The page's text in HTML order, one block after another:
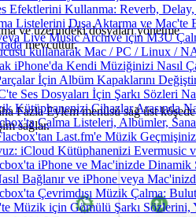
Efektlerini Kullanma: Reverb,
Listelerini Dışa Aktarma ve Mac'te
Live Music Archive için M3U
kullanarak Mac / PC / Linux /
iPhone'da Kendi Müziğinizi Nasıl
İçin Albüm Kapaklarını
Ses Dosyaları İçin Şarkı Sözleri
Kütüphanenizi Cihazlar Arasında
Çalma Listeleri, Albümler,
Last.fm'e Müzik
iCloud Kütüphanenizi Evermusic
iPhone ve Mac'inizde Dinamik
Bağlanır ve iPhone veya
Çevrimdışı Müzik Çalma:
Müzik için Gömülü Şarkı Sözlerini,
ve üzerindeki dosyaları yönetme
mevcuttur.
Fazla Eylem menüsü sağ üst köşede
sağlar.